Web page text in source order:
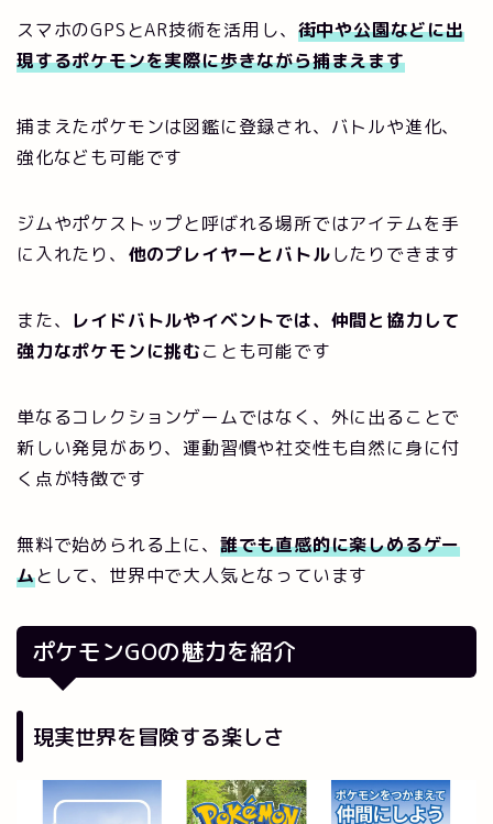
スマホのGPSとAR技術を活用し、 街中や公園などに出
現するポケモンを実際に歩きながら捕まえます
捕まえたポケモンは図鑑に登録され、バトルや進化、
強化なども可能です
ジムやポケストップと呼ばれる場所ではアイテムを手
に入れたり、 他のプレイヤーとバトルしたりできます
また、 レイドバトルやイベントでは、仲間と協力して
強力なポケモンに挑むことも可能です
単なるコレクションゲームではなく、外に出ることで
新しい発見があり、運動習慣や社交性も自然に身に付
く点が特徴です
無料で始められる上に、 誰でも直感的に楽しめるゲー
ムとして、世界中で大人気となっています
ポケモンGOの魅力を紹介
現実世界を冒険する楽しさ